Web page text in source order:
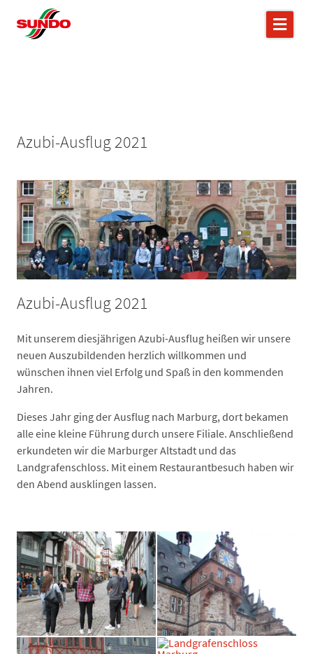
Azubi-Ausflug 2021
Azubi-Ausflug 2021
Mit unserem diesjährigen Azubi-Ausflug heißen wir unsere
neuen Auszubildenden herzlich willkommen und
wünschen ihnen viel Erfolg und Spaß in den kommenden
Jahren.
Dieses Jahr ging der Ausflug nach Marburg, dort bekamen
alle eine kleine Führung durch unsere Filiale. Anschließend
erkundeten wir die Marburger Altstadt und das
Landgrafenschloss. Mit einem Restaurantbesuch haben wir
den Abend ausklingen lassen.